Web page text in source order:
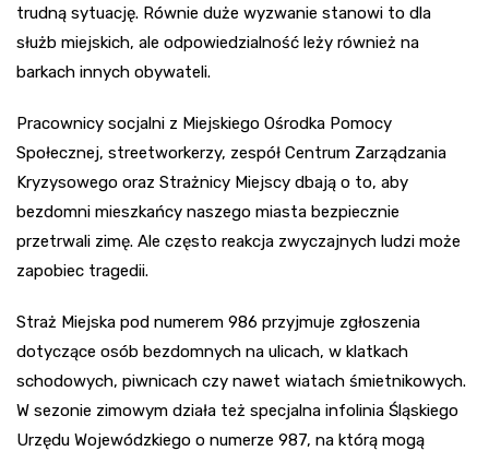
trudną sytuację. Równie duże wyzwanie stanowi to dla
służb miejskich, ale odpowiedzialność leży również na
barkach innych obywateli.
Pracownicy socjalni z Miejskiego Ośrodka Pomocy
Społecznej, streetworkerzy, zespół Centrum Zarządzania
Kryzysowego oraz Strażnicy Miejscy dbają o to, aby
bezdomni mieszkańcy naszego miasta bezpiecznie
przetrwali zimę. Ale często reakcja zwyczajnych ludzi może
zapobiec tragedii.
Straż Miejska pod numerem 986 przyjmuje zgłoszenia
dotyczące osób bezdomnych na ulicach, w klatkach
schodowych, piwnicach czy nawet wiatach śmietnikowych.
W sezonie zimowym działa też specjalna infolinia Śląskiego
Urzędu Wojewódzkiego o numerze 987, na którą mogą